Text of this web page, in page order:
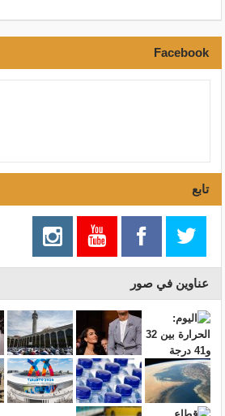
Facebook
تابع
عناوين في صور